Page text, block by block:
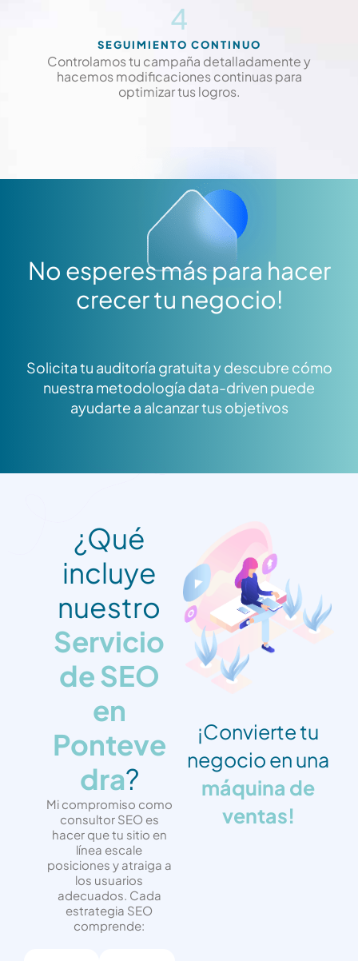
4
SEGUIMIENTO CONTINUO
Controlamos tu campaña detalladamente y
hacemos modificaciones continuas para
optimizar tus logros.
No esperes más para hacer
crecer tu negocio!
Solicita tu auditoría gratuita y descubre cómo
nuestra metodología data-driven puede
ayudarte a alcanzar tus objetivos
¿Qué
incluye
nuestro
Servicio
de SEO
en
Ponteve
dra?
Mi compromiso como
consultor SEO es
hacer que tu sitio en
línea escale
posiciones y atraiga a
los usuarios
adecuados. Cada
estrategia SEO
comprende:
¡Convierte tu
negocio en una
máquina de
ventas!